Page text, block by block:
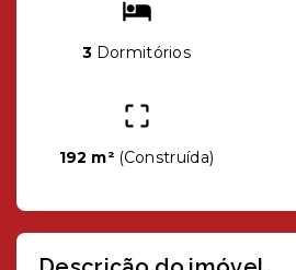
3 Dormitórios
192 m² (Construída)